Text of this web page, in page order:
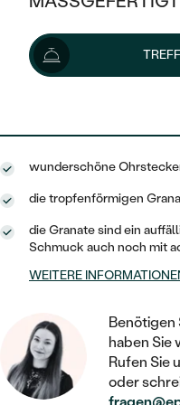
KLASSISCH
V-FORM
VINTAGE
GEHÄMMERTE
VON HAND
MIT MEHREREN
HALO
VINTAGE
IM SET
WÄHLE EINEN
DIAMANTEN
AUSVERKAUF
WENN
NACH TYP
OHRRINGE
SCHMUCKSET
PLATIN
OHRSTECKER
CREOLEN
OHRHÄNGER
SOLITÄR
HERZ
GOLD
SILBER
MIT
MINIMALISTISCH
AUSVERKAUF
GOLD
PLATIN
NACH STYL
MEMOIRE
99 €
wunderschöne
die tropfenförmigen
die Granate sind ein
Schmuck auch noch mit
WEITERE
Benötigen
haben Sie
Rufen Sie
oder